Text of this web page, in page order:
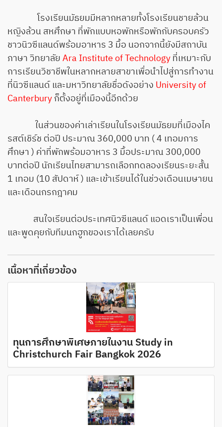
โรงเรียนมัธยมมีหลากหลายทั้งโรงเรียนชายล้วน
หญิงล้วน สหศึกษา ที่พักแบบหอพักหรือพักกับครอบครัว
ชาวนิวซีแลนด์พร้อมอาหาร 3 มื้อ นอกจากนี้ยังมีสถาบัน
ภาษา วิทยาลัยAra Institute of Technologyที่เหมาะกับ
การเรียนวิชาชีพในหลากหลายสาขาเพื่อนำไปสู่การทำงาน
ที่นิวซีแลนด์ และมหาวิทยาลัยชื่อดังอย่าง University of
Canterburyก็ตั้งอยู่ที่เมืองนี้อีกด้วย
ในส่วนของค่าเล่าเรียนในโรงเรียนมัธยมที่เมืองไค
รสต์เชิร์ช ต่อปี ประมาณ 360,000 บาท ( 4 เทอมการ
ศึกษา ) ค่าที่พักพร้อมอาหาร 3 มื้อประมาณ 300,000
บาทต่อปี นักเรียนไทยสามารถเลือกทดลองเรียนระยะสั้น
1 เทอม (10 สัปดาห์ ) และเข้าเรียนได้ในช่วงเดือนเมษายน
และเดือนกรกฎาคม
สนใจเรียนต่อประเทศนิวซีแลนด์ แอดเราเป็นเพื่อน
และพูดคุยกับทีมนกฮูกของเราได้เลยครับ
เนื้อหาที่เกี่ยวข้อง
ทุนการศึกษาพิเศษภายในงาน Study in
Christchurch Fair Bangkok 2026